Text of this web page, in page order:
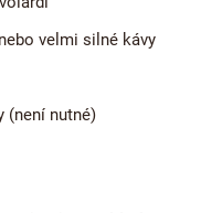
velmi silné kávy
(není nutné)